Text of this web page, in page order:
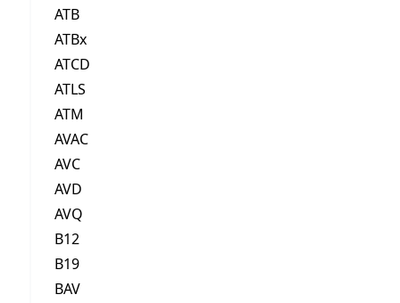
ATB
ATBx
ATCD
ATLS
ATM
AVAC
AVC
AVD
AVQ
B12
B19
BAV